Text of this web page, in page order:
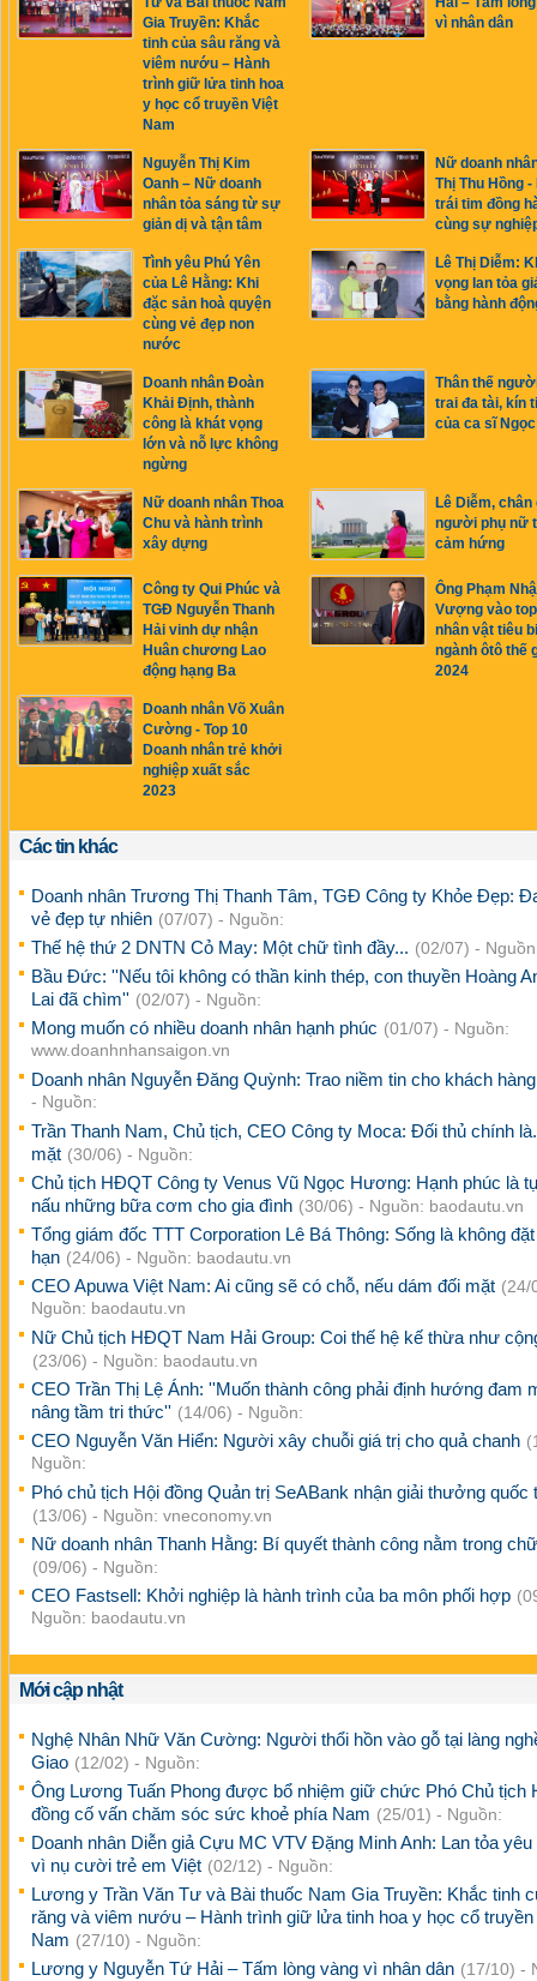
Gia Truyền: Khắc
tinh của sâu răng và
viêm nướu – Hành
trình giữ lửa tinh hoa
y học cổ truyền Việt
Nam
vì nhân dân
Nguyễn Thị Kim
Oanh – Nữ doanh
nhân tỏa sáng từ sự
giản dị và tận tâm
Nữ doanh
Thị Thu Hồng -
trái tim đồng
cùng sự
Tình yêu Phú Yên
của Lê Hằng: Khi
đặc sản hoà quyện
cùng vẻ đẹp non
nước
Lê Thị Diễm:
vọng lan tỏa
bằng hành
Doanh nhân Đoàn
Khải Định, thành
công là khát vọng
lớn và nỗ lực không
ngừng
Thân thế
trai đa tài, kín
của ca sĩ
Nữ doanh nhân Thoa
Chu và hành trình
xây dựng
Lê Diễm, chân
người phụ nữ
cảm hứng
Công ty Qui Phúc và
TGĐ Nguyễn Thanh
Hải vinh dự nhận
Huân chương Lao
động hạng Ba
Ông Phạm
Vượng vào
nhân vật tiêu
ngành ôtô thế
2024
Doanh nhân Võ Xuân
Cường - Top 10
Doanh nhân trẻ khởi
nghiệp xuất sắc
2023
Các tin khác
Doanh nhân Trương Thị Thanh Tâm, TGĐ Công ty Khỏe Đẹp:
vẻ đẹp tự nhiên (07/07) - Nguồn:
Thế hệ thứ 2 DNTN Cỏ May: Một chữ tình đầy... (02/07) -
Bầu Đức: ''Nếu tôi không có thần kinh thép, con thuyền Hoàng
Lai đã chìm'' (02/07) - Nguồn:
Mong muốn có nhiều doanh nhân hạnh phúc (01/07) - Nguồn:
www.doanhnhansaigon.vn
Doanh nhân Nguyễn Đăng Quỳnh: Trao niềm tin cho khách
- Nguồn:
Trần Thanh Nam, Chủ tịch, CEO Công ty Moca: Đối thủ chính
mặt (30/06) - Nguồn:
Chủ tịch HĐQT Công ty Venus Vũ Ngọc Hương: Hạnh phúc là
nấu những bữa cơm cho gia đình (30/06) - Nguồn: baodautu.vn
Tổng giám đốc TTT Corporation Lê Bá Thông: Sống là không
hạn (24/06) - Nguồn: baodautu.vn
CEO Apuwa Việt Nam: Ai cũng sẽ có chỗ, nếu dám đối mặt (24/
Nguồn: baodautu.vn
Nữ Chủ tịch HĐQT Nam Hải Group: Coi thế hệ kế thừa như
(23/06) - Nguồn: baodautu.vn
CEO Trần Thị Lệ Ánh: ''Muốn thành công phải định hướng đam
nâng tầm tri thức'' (14/06) - Nguồn:
CEO Nguyễn Văn Hiển: Người xây chuỗi giá trị cho quả chanh
Nguồn:
Phó chủ tịch Hội đồng Quản trị SeABank nhận giải thưởng quốc
(13/06) - Nguồn: vneconomy.vn
Nữ doanh nhân Thanh Hằng: Bí quyết thành công nằm trong
(09/06) - Nguồn:
CEO Fastsell: Khởi nghiệp là hành trình của ba môn phối hợp
Nguồn: baodautu.vn
Mới cập nhật
Nghệ Nhân Nhữ Văn Cường: Người thổi hồn vào gỗ tại làng
Giao (12/02) - Nguồn:
Ông Lương Tuấn Phong được bổ nhiệm giữ chức Phó Chủ tịch
đồng cố vấn chăm sóc sức khoẻ phía Nam (25/01) - Nguồn:
Doanh nhân Diễn giả Cựu MC VTV Đặng Minh Anh: Lan tỏa
vì nụ cười trẻ em Việt (02/12) - Nguồn:
Lương y Trần Văn Tư và Bài thuốc Nam Gia Truyền: Khắc tinh
răng và viêm nướu – Hành trình giữ lửa tinh hoa y học cổ truyền
Nam (27/10) - Nguồn:
Lương y Nguyễn Tứ Hải – Tấm lòng vàng vì nhân dân (17/10) -